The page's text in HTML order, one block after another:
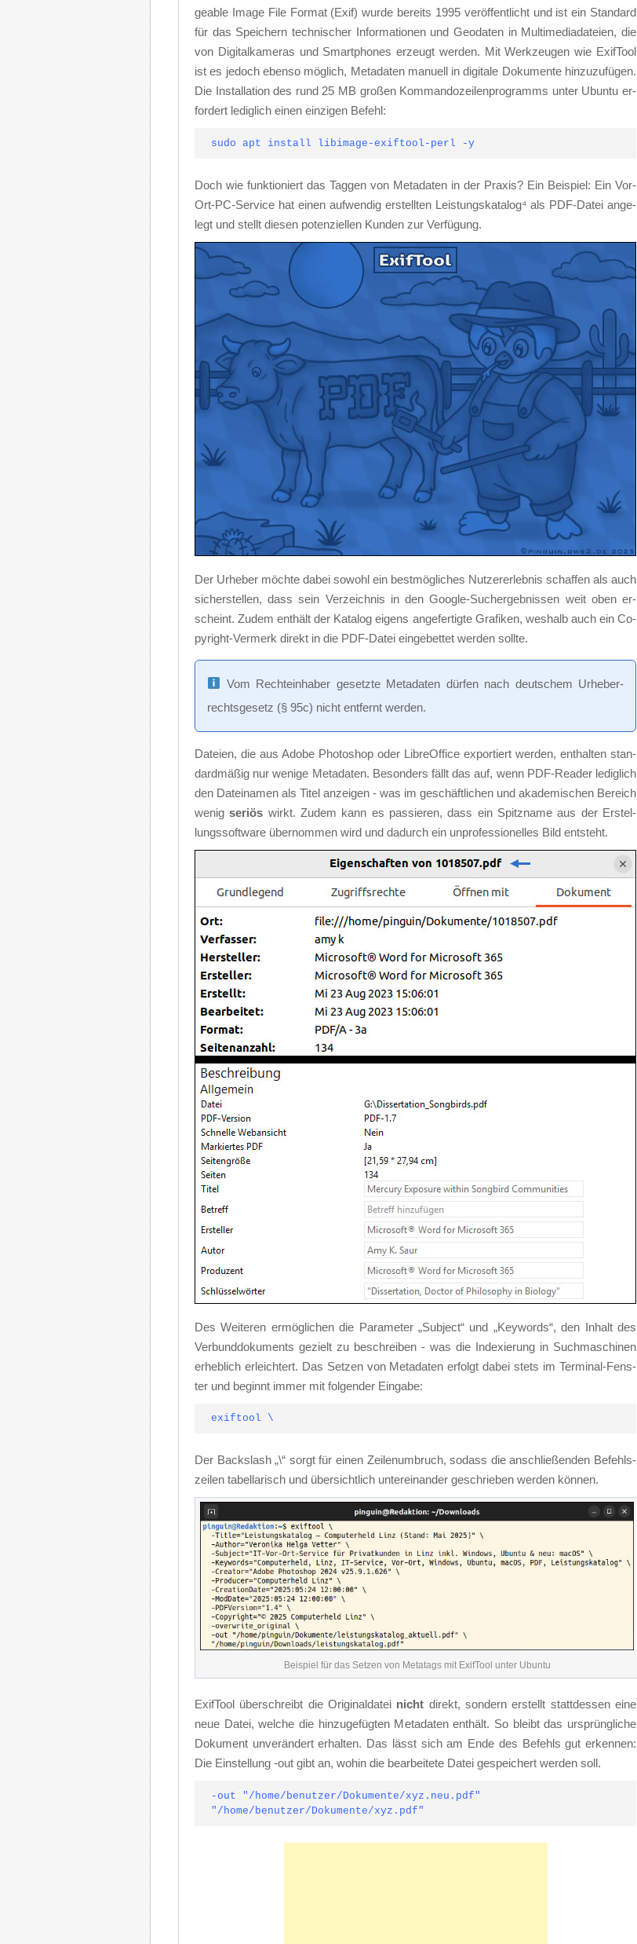
geable Image File For­mat (Exif) wur­de be­reits 1995 ver­öf­fent­licht und ist ein Stan­dard
für das Spei­chern tech­ni­scher In­for­ma­tio­nen und Geo­da­ten in Mul­ti­me­dia­da­tei­en, die
von Di­gi­tal­ka­me­ras und Smart­phones er­zeugt wer­den. Mit Werk­zeu­gen wie Exif­Tool
ist es je­doch eben­so mög­lich, Me­ta­da­ten ma­nu­ell in di­gi­ta­le Do­ku­men­te hin­zu­zu­fü­gen.
Die In­stal­la­ti­on des rund 25 MB gro­ßen Kom­man­do­zei­len­pro­gramms un­ter Ubun­tu er­
for­dert le­dig­lich ei­nen ein­zi­gen Be­fehl:
sudo apt install libimage-exiftool-perl -y
Doch wie funk­tio­niert das Tag­gen von Me­ta­da­ten in der Pra­xis? Ein Bei­spiel: Ein Vor-
Ort-PC-Ser­vice hat ei­nen auf­wen­dig er­stell­ten Leis­tungs­ka­ta­lo­g⁴ als PDF-Da­tei an­ge­
legt und stellt die­sen po­ten­zi­el­len Kun­den zur Ver­fü­gung.
Der Ur­he­ber möch­te da­bei so­wohl ein best­mög­li­ches Nut­zer­er­leb­nis schaf­fen als auch
si­cher­stel­len, dass sein Ver­zeich­nis in den Goog­le-Such­ergeb­nis­sen weit oben er­
scheint. Zu­dem ent­hält der Ka­ta­log ei­gens an­ge­fer­tig­te Gra­fi­ken, wes­halb auch ein Co­
py­right-Ver­merk di­rekt in die PDF-Da­tei ein­ge­bet­tet wer­den soll­te.
Vom Rech­te­inha­ber ge­setz­te Me­ta­da­ten dür­fen nach deut­schem Ur­he­ber­
rechts­ge­setz (§ 95c) nicht ent­fernt wer­den.
Da­tei­en, die aus Ado­be Pho­to­shop oder Libre­Of­fice ex­por­tiert wer­den, ent­hal­ten stan­
dard­mä­ßig nur we­ni­ge Me­ta­da­ten. Be­son­ders fällt das auf, wenn PDF-Rea­der le­dig­lich
den Da­tei­na­men als Ti­tel an­zei­gen - was im ge­schäft­li­chen und aka­de­mi­schen Be­reich
we­nigse­ri­ös wirkt. Zu­dem kann es pas­sie­ren, dass ein Spitz­na­me aus der Er­stel­
lungs­soft­ware über­nom­men wird und da­durch ein un­pro­fes­sio­nel­les Bild ent­steht.
Des Wei­te­ren er­mög­li­chen die Pa­ra­me­ter „Sub­ject“ und „Key­words“, den In­halt des
Ver­bund­do­ku­ments ge­zielt zu be­schrei­ben - was die In­de­xie­rung in Such­ma­schi­nen
er­heb­lich er­leich­tert. Das Set­zen von Me­ta­da­ten er­folgt da­bei stets im Ter­mi­nal-Fens­
ter und be­ginnt im­mer mit fol­gen­der Ein­ga­be:
exiftool \
Der Back­slash „\“ sorgt für ei­nen Zei­len­um­bruch, so­dass die an­schlie­ßen­den Be­fehls­
zei­len ta­bel­la­risch und über­sicht­lich un­ter­ein­an­der ge­schrie­ben wer­den kön­nen.
Bei­spiel für das Set­zen von Me­ta­tags mit Exif­Tool un­ter Ubun­tu
Exif­Tool über­schreibt die Ori­gi­nal­da­tei nicht di­rekt, son­dern er­stellt statt­des­sen ei­ne
neue Da­tei, wel­che die hin­zu­ge­füg­ten Me­ta­da­ten ent­hält. So bleibt das ur­sprüng­li­che
Do­ku­ment un­ver­än­dert er­hal­ten. Das lässt sich am En­de des Be­fehls gut er­ken­nen:
Die Ein­stel­lung -out gibt an, wo­hin die be­ar­bei­te­te Da­tei ge­spei­chert wer­den soll.
-out "/home/benutzer/Dokumente/xyz.neu.pdf"
"/home/benutzer/Dokumente/xyz.pdf"